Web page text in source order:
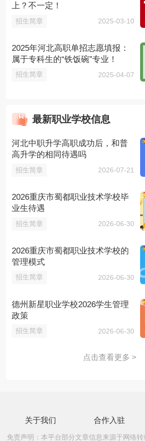
上？不一定！
招生简章 2025-03-10
2025年河北高职单招志愿填报：
属于专科生的“铁饭碗”专业！
招生简章 2025-04-07
最新职业学校信息
河北中职升学高职成功后，和普
高升学的相同待遇吗
招生简章 2026-07-21
2026重庆市蜀都职业技术学校毕
业生待遇
招生简章 2026-06-30
2026重庆市蜀都职业技术学校的
管理模式
招生简章 2026-06-30
德州新星职业学校2026学生管理
政策
招生简章 2026-06-30
点击查看更多 >
关于我们 合作入驻
免责声明：本平台部分文章信息来源于网络